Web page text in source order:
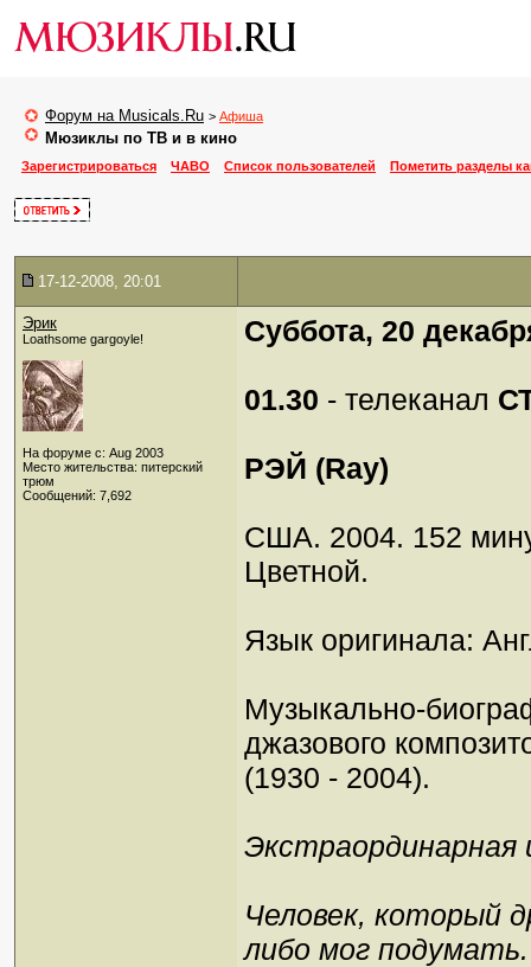
Форум на Musicals.Ru > Афиша
Мюзиклы по ТВ и в кино
Зарегистрироваться ЧАВО Список пользователей Пометить разделы
17-12-2008, 20:01
Эрик
Loathsome gargoyle!
На форуме с: Aug 2003
Место жительства: питерский
трюм
Сообщений: 7,692
Суббота, 20
01.30 - телеканал
РЭЙ (Ray)
США. 2004. 152
Цветной.
Язык оригинала:
Музыкально-
джазового
(1930 - 2004).
Экстраординарная
Человек, который
либо мог подумать.